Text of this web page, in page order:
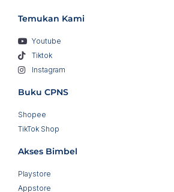
Temukan Kami
Youtube
Tiktok
Instagram
Buku CPNS
Shopee
TikTok Shop
Akses Bimbel
Playstore
Appstore